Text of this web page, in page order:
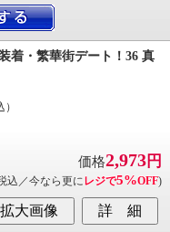
着・繁華街デート！36 真
）
価格2,973円
込／今なら更に レジで5%OFF)